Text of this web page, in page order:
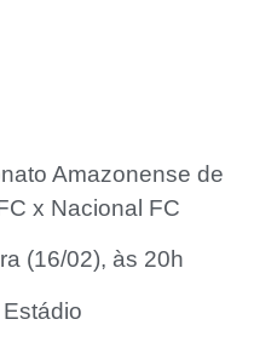
Amazonense de
x Nacional FC
(16/02), às 20h